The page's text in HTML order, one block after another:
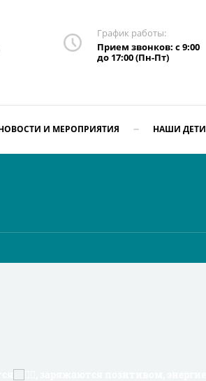
График работы:
Прием звонков: с 9:00
до 17:00 (Пн-Пт)
И МЕРОПРИЯТИЯ НАШИ ДЕТИ